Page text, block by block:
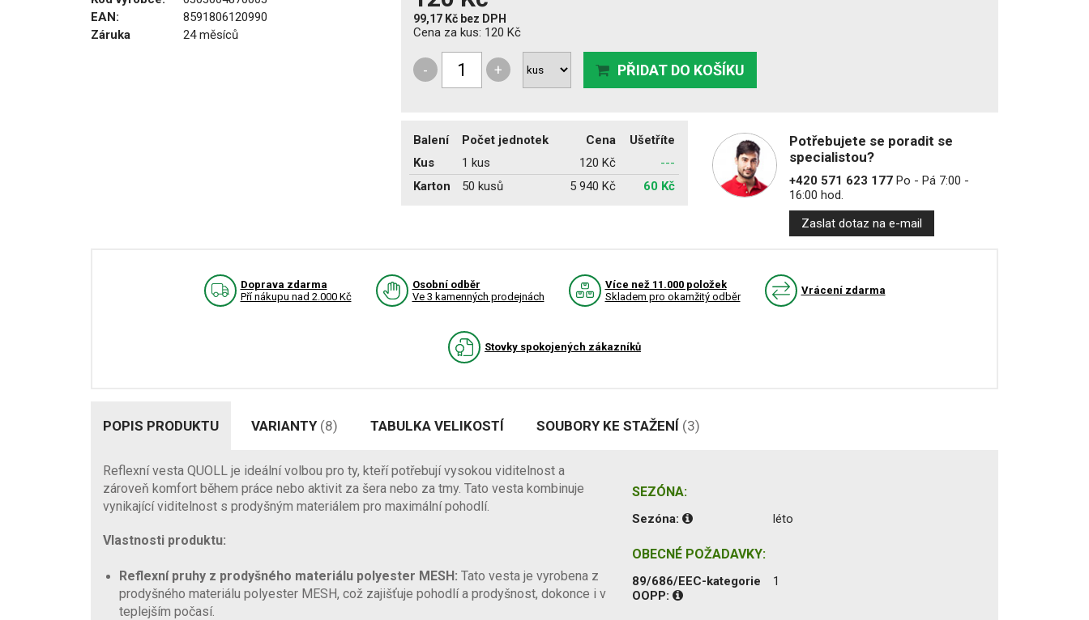
EAN:
8591806120990
Záruka
24 měsíců
99,17 Kč bez DPH
Cena za kus: 120 Kč
- + PŘIDAT DO KOŠÍKU
Balení Počet jednotek Cena
Ušetříte
Kus
1 kus 120 Kč
---
Karton
50 kusů 5 940 Kč 60 Kč
Potřebujete se poradit se
specialistou?
+420 571 623 177Po - Pá 7:00 -
16:00 hod.
Zaslat dotaz na e-mail
Doprava zdarma
Pří nákupu nad 2.000 Kč
Osobní odběr
Ve 3 kamenných prodejnách
Více než 11.000 položek
Skladem pro okamžitý odběr
Vrácení zdarma
Stovky spokojených zákazníků
POPIS PRODUKTU VARIANTY (8) TABULKA VELIKOSTÍ SOUBORY KE STAŽENÍ (3)
Reflexní vesta QUOLL je ideální volbou pro ty, kteří potřebují vysokou viditelnost a
zároveň komfort během práce nebo aktivit za šera nebo za tmy. Tato vesta kombinuje
vynikající viditelnost s prodyšným materiálem pro maximální pohodlí.
Vlastnosti produktu:
Reflexní pruhy z prodyšného materiálu polyester MESH: Tato vesta je vyrobena z
prodyšného materiálu polyester MESH, což zajišťuje pohodlí a prodyšnost, dokonce i v
teplejším počasí.
SEZÓNA:
Sezóna: léto
OBECNÉ POŽADAVKY:
89/686/EEC-kategorie
OOPP:
1